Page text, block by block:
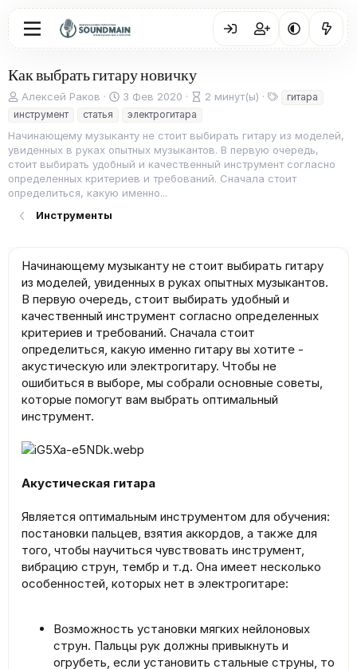
Как выбрать гитару новичку
А
в
т
о
р
Алексей Раков
Д
а
т
а
п
у
б
л
и
и
3 Фев 2020
В
м
я
ч
т
2 минут(ы)
и
гитара
инструмент
статья электрогитара
Начинающему музыканту не стоит выбирать гитару из моделей,
увиденных в руках опытных музыкантов. В первую очередь,
стоит выбирать удобный и качественный инструмент согласно
определенных критериев и требований. Сначала стоит
определиться, какую именно...
Инструменты
Начинающему музыканту не стоит выбирать гитару
из моделей, увиденных в руках опытных музыкантов.
В первую очередь, стоит выбирать удобный и
качественный инструмент согласно определенных
критериев и требований. Сначала стоит
определиться, какую именно гитару вы хотите -
акустическую или электрогитару. Чтобы не
ошибиться в выборе, мы собрали основные советы,
которые помогут вам выбрать оптимальный
инструмент.
Акустическая гитара
Является оптимальным инструментом для обучения:
постановки пальцев, взятия аккордов, а также для
того, чтобы научиться чувствовать инструмент,
вибрацию струн, тембр и т.д. Она имеет несколько
особенностей, которых нет в электрогитаре:
Возможность установки мягких нейлоновых
струн. Пальцы рук должны привыкнуть и
огрубеть, если установить стальные струны, то